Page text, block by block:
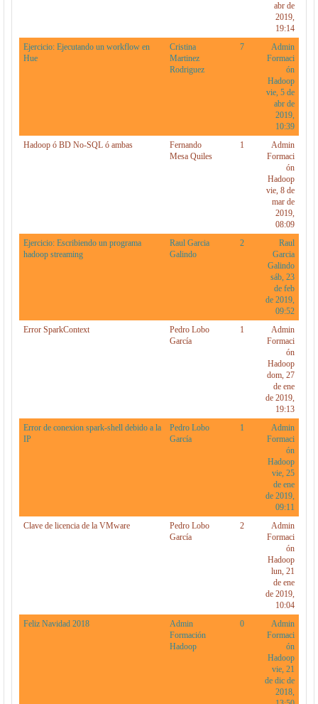
abr de
2019,
19:14
Ejercicio: Ejecutando un workflow en
Hue
Cristina
Martinez
Rodriguez
7
Admin
Formaci
ón
Hadoop
vie, 5 de
abr de
2019,
10:39
Hadoop ó BD No-SQL ó ambas
Fernando
Mesa Quiles
1
Admin
Formaci
ón
Hadoop
vie, 8 de
mar de
2019,
08:09
Ejercicio: Escribiendo un programa
hadoop streaming
Raul Garcia
Galindo
2
Raul
Garcia
Galindo
sáb, 23
de feb
de 2019,
09:52
Error SparkContext
Pedro Lobo
García
1
Admin
Formaci
ón
Hadoop
dom, 27
de ene
de 2019,
19:13
Error de conexion spark-shell debido a la
IP
Pedro Lobo
García
1
Admin
Formaci
ón
Hadoop
vie, 25
de ene
de 2019,
09:11
Clave de licencia de la VMware
Pedro Lobo
García
2
Admin
Formaci
ón
Hadoop
lun, 21
de ene
de 2019,
10:04
Feliz Navidad 2018
Admin
Formación
Hadoop
0
Admin
Formaci
ón
Hadoop
vie, 21
de dic de
2018,